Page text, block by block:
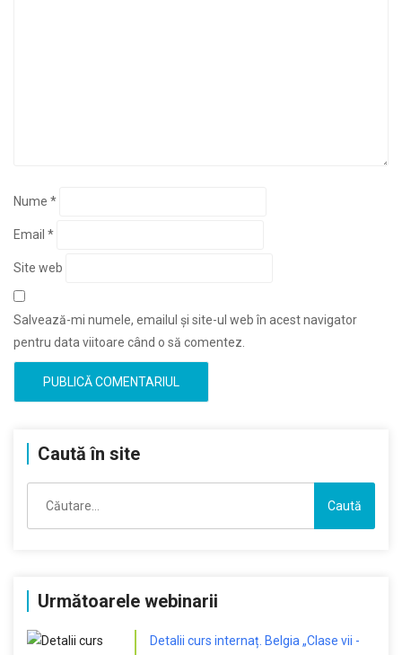
Nume *
Email *
Site web
Salvează-mi numele, emailul și site-ul web în acest navigator
pentru data viitoare când o să comentez.
Caută în site
după:
Următoarele webinarii
Detalii curs internaț. Belgia „Clase vii -